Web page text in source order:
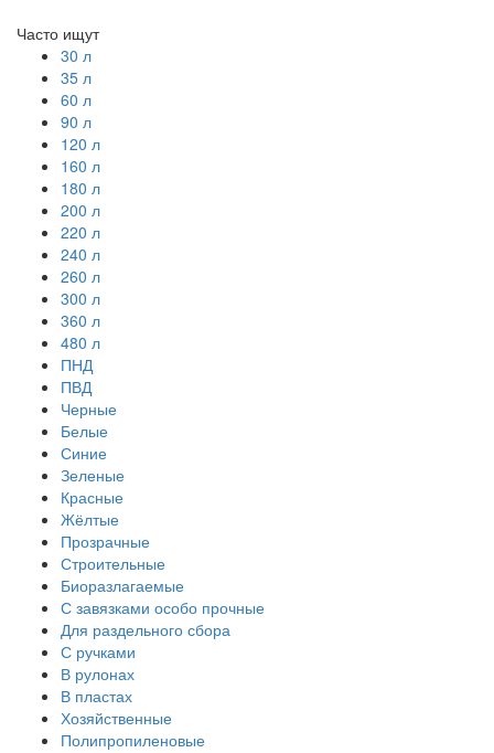
Часто ищут
30 л
35 л
60 л
90 л
120 л
160 л
180 л
200 л
220 л
240 л
260 л
300 л
360 л
480 л
ПНД
ПВД
Черные
Белые
Синие
Зеленые
Красные
Жёлтые
Прозрачные
Строительные
Биоразлагаемые
С завязками особо прочные
Для раздельного сбора
С ручками
В рулонах
В пластах
Хозяйственные
Полипропиленовые